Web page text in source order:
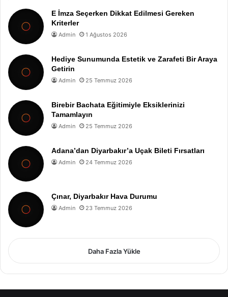
E İmza Seçerken Dikkat Edilmesi Gereken
Kriterler
Admin 1 Ağustos 2026
Hediye Sunumunda Estetik ve Zarafeti Bir Araya
Getirin
Admin 25 Temmuz 2026
Birebir Bachata Eğitimiyle Eksiklerinizi
Tamamlayın
Admin 25 Temmuz 2026
Adana’dan Diyarbakır’a Uçak Bileti Fırsatları
Admin 24 Temmuz 2026
Çınar, Diyarbakır Hava Durumu
Admin 23 Temmuz 2026
Daha Fazla Yükle